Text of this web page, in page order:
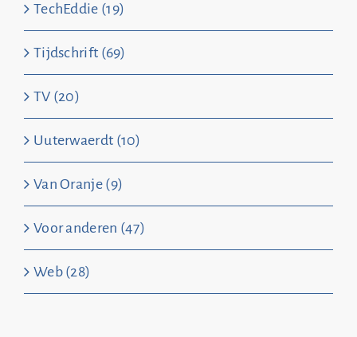
TechEddie (19)
Tijdschrift (69)
TV (20)
Uuterwaerdt (10)
Van Oranje (9)
Voor anderen (47)
Web (28)